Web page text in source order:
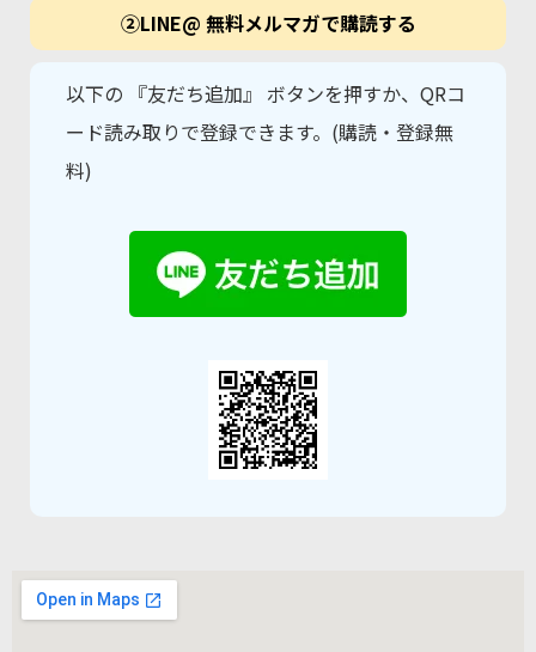
②LINE@ 無料メルマガで購読する
以下の 『友だち追加』 ボタンを押すか、QRコ
ード読み取りで登録できます。(購読・登録無
料)